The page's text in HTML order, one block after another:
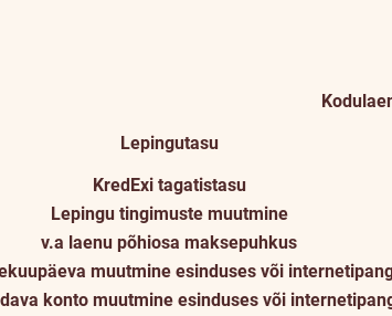
Lepingutasu
KredExi tagatistasu
Lepingu tingimuste muutmine
v.a laenu põhiosa maksepuhkus
muutmine esinduses või
konto muutmine esinduses või